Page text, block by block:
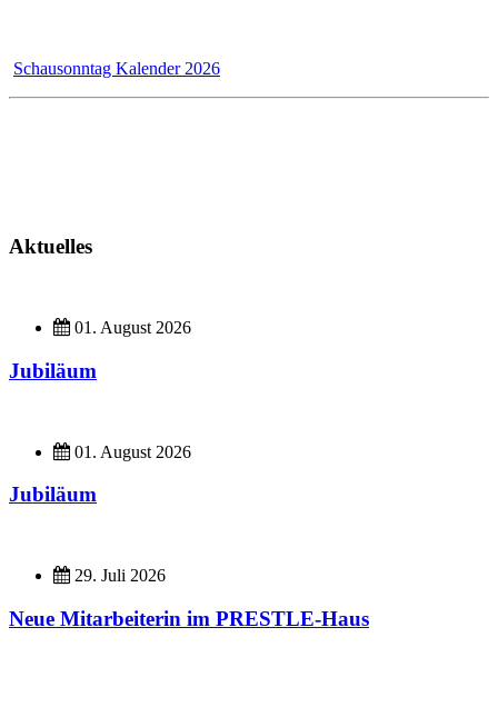
Schausonntag Kalender 2026
Aktuelles
01. August 2026
Jubiläum
01. August 2026
Jubiläum
29. Juli 2026
Neue Mitarbeiterin im PRESTLE-Haus